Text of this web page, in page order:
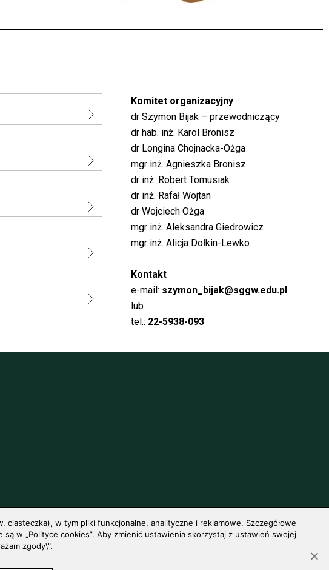
Komitet organizacyjny
dr Szymon Bijak – przewodniczący
dr hab. inż. Karol Bronisz
dr Longina Chojnacka-Ożga
mgr inż. Agnieszka Bronisz
dr inż. Robert Tomusiak
dr inż. Rafał Wojtan
dr Wojciech Ożga
mgr inż. Aleksandra Giedrowicz
mgr inż. Alicja Dołkin-Lewko
Kontakt
e-mail: szymon_bijak@sggw.edu.pl
lub
tel.: 22-5938-093
w tym pliki funkcjonalne, analityczne i reklamowe. Szczegółowe
w „Polityce cookies”. Aby zmienić ustawienia skorzystaj z ustawień swojej
zgody\".